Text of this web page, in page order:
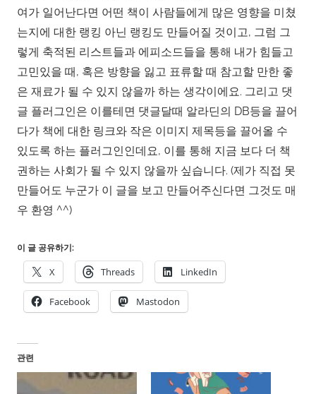
여가 일어난다면 어떤 책이 사람들에게 많은 영향을 미쳤
는지에 대한 랭킹 아닌 랭킹도 만들어질 것이고, 그럼 그
렇게 축적된 리스트들과 에피소드들을 통해 내가 힘들고
고민있을 때, 혹은 방향을 잃고 표류할 때 참고할 만한 좋
은 재료가 될 수 있지 않을까 하는 생각이에요. 그리고 댓
글 플러그인은 이를테면 댓글달때 알라딘의 DB등을 끌어
다가 책에 대한 링크와 작은 이미지 제목등을 끌어올 수
있도록 하는 플러그인인데요, 이를 통해 지금 보다 더 책
권하는 사회가 될 수 있지 않을까 싶습니다. (제가 직접 못
만들어도 누군가 이 글을 보고 만들어주신다면 그것도 매
우 환영 ^^)
이 글 공유하기:
X Threads LinkedIn
Facebook Mastodon
관련